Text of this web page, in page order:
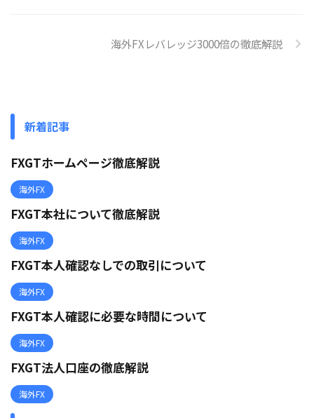
海外FXレバレッジ3000倍の徹底解説
新着記事
FXGTホームページ徹底解説
海外FX
FXGT本社について徹底解説
海外FX
FXGT本人確認なしでの取引について
海外FX
FXGT本人確認に必要な時間について
海外FX
FXGT法人口座の徹底解説
海外FX